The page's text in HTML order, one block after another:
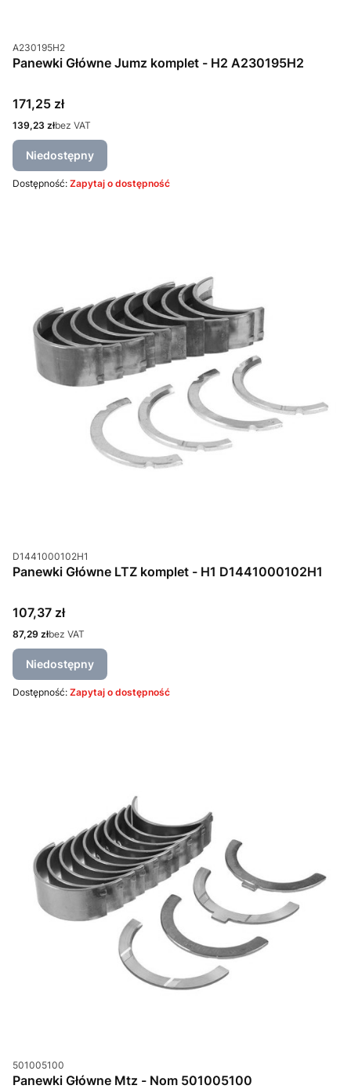
Kod produktu
A230195H2
Panewki Główne Jumz komplet - H2 A230195H2
Cena
171,25 zł
Cena
139,23 złbez VAT
Niedostępny
Dostępność: Zapytaj o dostępność
Kod produktu
D1441000102H1
Panewki Główne LTZ komplet - H1 D1441000102H1
Cena
107,37 zł
Cena
87,29 złbez VAT
Niedostępny
Dostępność: Zapytaj o dostępność
Kod produktu
501005100
Panewki Główne Mtz - Nom 501005100